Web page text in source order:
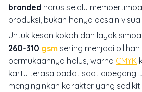
branded harus selalu
produksi, bukan hanya desain
Untuk kesan kokoh dan layak
260-310 gsm sering menjadi
permukaannya halus, warna CMYK
kartu terasa padat saat dipegang.
menginginkan karakter yang